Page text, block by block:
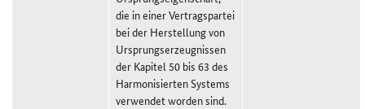
die in einer Vertragspartei
bei der Herstellung von
Ursprungserzeugnissen
der Kapitel 50 bis 63 des
Harmonisierten Systems
verwendet worden sind.